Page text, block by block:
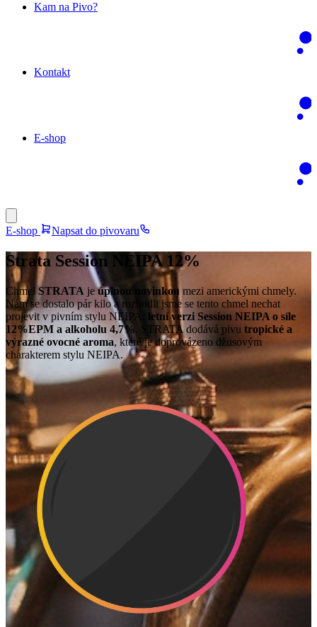
Kam na Pivo?
Kontakt
E-shop
E-shop Napsat do pivovaru
Strata Session NEIPA 12%
Chmel STRATA jeúplnou novinkou mezi americkými chmely.
Nám se dostalo pár kilo a rozhodli jsme se tento chmel nechat
projevit v pivním stylu NEIPA: letní verzi Session NEIPA o síle
12%EPM a alkoholu 4,7%
. STRATA dodává pivu tropické a
výrazné ovocné aroma, které je doprovázeno džusovým
charakterem stylu NEIPA.